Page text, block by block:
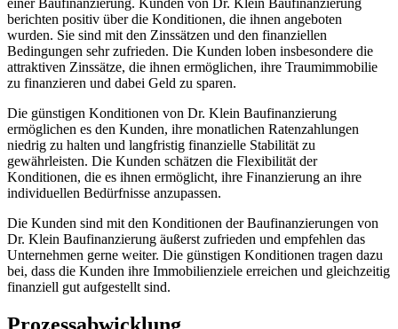
einer Baufinanzierung. Kunden von Dr. Klein Baufinanzierung
berichten positiv über die Konditionen, die ihnen angeboten
wurden. Sie sind mit den Zinssätzen und den finanziellen
Bedingungen sehr zufrieden. Die Kunden loben insbesondere die
attraktiven Zinssätze, die ihnen ermöglichen, ihre Traumimmobilie
zu finanzieren und dabei Geld zu sparen.
Die günstigen Konditionen von Dr. Klein Baufinanzierung
ermöglichen es den Kunden, ihre monatlichen Ratenzahlungen
niedrig zu halten und langfristig finanzielle Stabilität zu
gewährleisten. Die Kunden schätzen die Flexibilität der
Konditionen, die es ihnen ermöglicht, ihre Finanzierung an ihre
individuellen Bedürfnisse anzupassen.
Die Kunden sind mit den Konditionen der Baufinanzierungen von
Dr. Klein Baufinanzierung äußerst zufrieden und empfehlen das
Unternehmen gerne weiter. Die günstigen Konditionen tragen dazu
bei, dass die Kunden ihre Immobilienziele erreichen und gleichzeitig
finanziell gut aufgestellt sind.